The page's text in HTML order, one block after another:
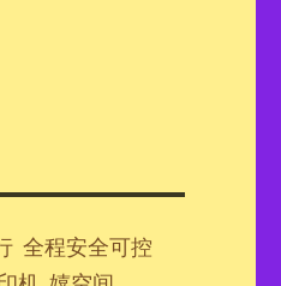
全程安全可控